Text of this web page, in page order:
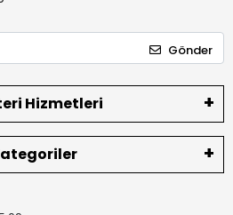
Gönder
Hizmetleri